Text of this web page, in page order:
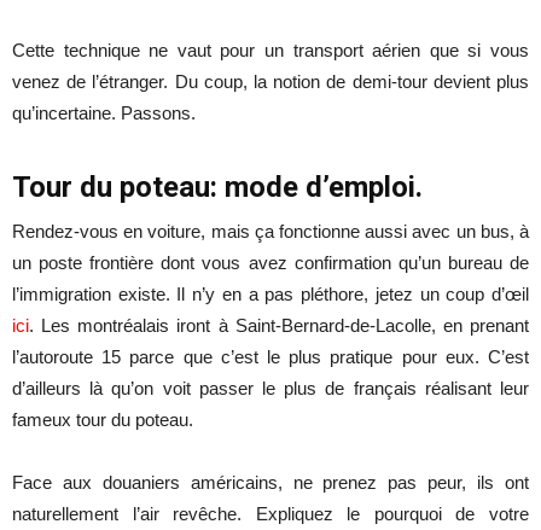
Cette technique ne vaut pour un transport aérien que si vous
venez de l’étranger. Du coup, la notion de demi-tour devient plus
qu’incertaine. Passons.
Tour du poteau: mode d’emploi.
Rendez-vous en voiture, mais ça fonctionne aussi avec un bus, à
un poste frontière dont vous avez confirmation qu’un bureau de
l’immigration existe. Il n’y en a pas pléthore, jetez un coup d’œil
ici. Les montréalais iront à Saint-Bernard-de-Lacolle, en prenant
l’autoroute 15 parce que c’est le plus pratique pour eux. C’est
d’ailleurs là qu’on voit passer le plus de français réalisant leur
fameux tour du poteau.
Face aux douaniers américains, ne prenez pas peur, ils ont
naturellement l’air revêche. Expliquez le pourquoi de votre